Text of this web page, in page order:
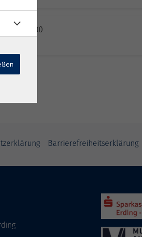
17:00
Barrierefreiheitserklärung